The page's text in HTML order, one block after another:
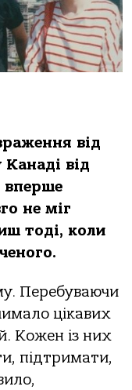
від
від
вперше
не міг
тоді, коли
Перебуваючи
цікавих
Кожен із них
підтримати,